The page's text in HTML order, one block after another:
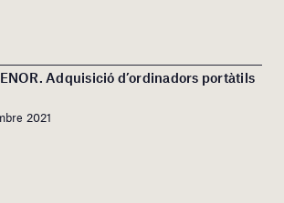
Adquisició d’ordinadors portàtils
2021